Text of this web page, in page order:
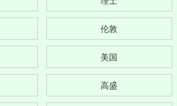
伦敦
美国
高盛